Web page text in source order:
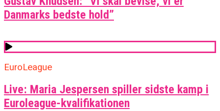
Danmarks bedste hold”
EuroLeague
Live: Maria Jespersen spiller sidste kamp i
Euroleague-kvalifikationen